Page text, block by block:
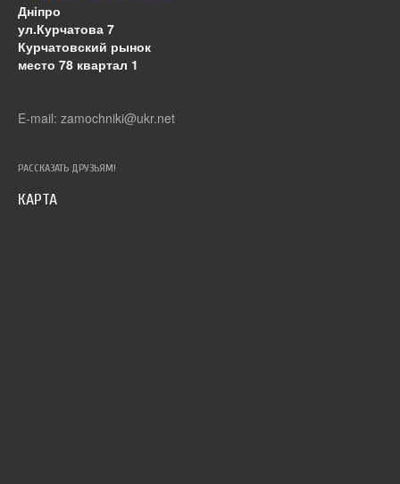
Дніпро
ул.Курчатова 7
Курчатовский рынок
место 78 квартал 1
E-mail: zamochniki@ukr.net
РАССКАЗАТЬ ДРУЗЬЯМ!
КАРТА